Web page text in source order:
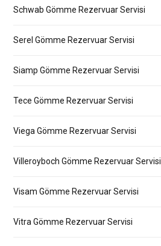
Schwab Gömme Rezervuar Servisi
Serel Gömme Rezervuar Servisi
Siamp Gömme Rezervuar Servisi
Tece Gömme Rezervuar Servisi
Viega Gömme Rezervuar Servisi
Villeroyboch Gömme Rezervuar Servisi
Visam Gömme Rezervuar Servisi
Vitra Gömme Rezervuar Servisi